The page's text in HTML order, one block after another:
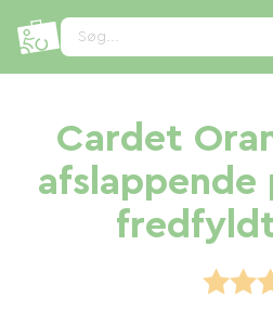
Søg...
Cardet
afslappende
CCookie-styringspanel